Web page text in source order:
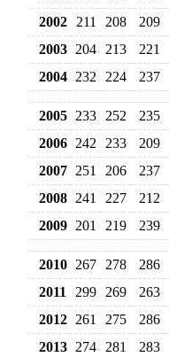
2002
211 208 209
2003 204 213 221
2004 232 224 237
2005 233 252 235
2006 242 233 209
2007 251 206 237
2008 241 227 212
2009 201 219 239
2010 267 278 286
2011
299 269 263
2012 261 275 286
2013 274 281 283